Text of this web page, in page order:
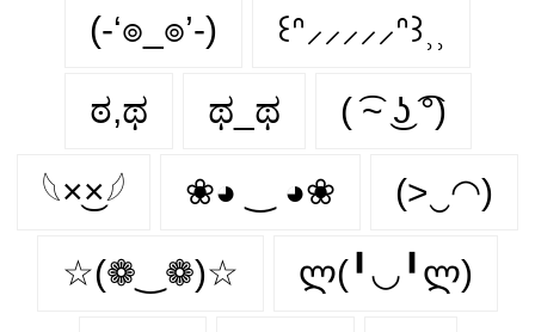
(-‘๏_๏’-) ꒰ᐢ⸝⸝⸝⸝⸝ᐢ꒱⸒⸒
ಠ,ಥ ಥ_ಥ ( ͡~ ͜ʖ ͡°)
𓆩×͜×𓆪 ❀◕ ‿ ◕❀ (>‿◠)
☆(❁‿❁)☆ ლ(╹◡╹ლ)